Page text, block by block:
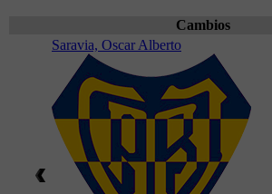
Cambios
Saravia, Oscar Alberto